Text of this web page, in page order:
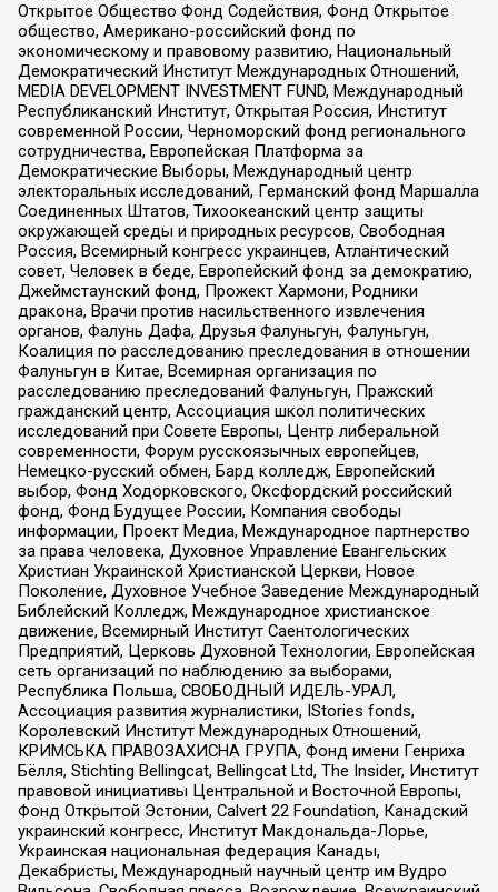
Открытое Общество Фонд Содействия, Фонд Открытое
общество, Американо-российский фонд по
экономическому и правовому развитию, Национальный
Демократический Институт Международных Отношений,
MEDIA DEVELOPMENT INVESTMENT FUND, Международный
Республиканский Институт, Открытая Россия, Институт
современной России, Черноморский фонд регионального
сотрудничества, Европейская Платформа за
Демократические Выборы, Международный центр
электоральных исследований, Германский фонд Маршалла
Соединенных Штатов, Тихоокеанский центр защиты
окружающей среды и природных ресурсов, Свободная
Россия, Всемирный конгресс украинцев, Атлантический
совет, Человек в беде, Европейский фонд за демократию,
Джеймстаунский фонд, Прожект Хармони, Родники
дракона, Врачи против насильственного извлечения
органов, Фалунь Дафа, Друзья Фалуньгун, Фалуньгун,
Коалиция по расследованию преследования в отношении
Фалуньгун в Китае, Всемирная организация по
расследованию преследований Фалуньгун, Пражский
гражданский центр, Ассоциация школ политических
исследований при Совете Европы, Центр либеральной
современности, Форум русскоязычных европейцев,
Немецко-русский обмен, Бард колледж, Европейский
выбор, Фонд Ходорковского, Оксфордский российский
фонд, Фонд Будущее России, Компания свободы
информации, Проект Медиа, Международное партнерство
за права человека, Духовное Управление Евангельских
Христиан Украинской Христианской Церкви, Новое
Поколение, Духовное Учебное Заведение Международный
Библейский Колледж, Международное христианское
движение, Всемирный Институт Саентологических
Предприятий, Церковь Духовной Технологии, Европейская
сеть организаций по наблюдению за выборами,
Республика Польша, СВОБОДНЫЙ ИДЕЛЬ-УРАЛ,
Ассоциация развития журналистики, IStories fonds,
Королевский Институт Международных Отношений,
КРИМСЬКА ПРАВОЗАХИСНА ГРУПА, Фонд имени Генриха
Бёлля, Stichting Bellingcat, Bellingcat Ltd, The Insider, Институт
правовой инициативы Центральной и Восточной Европы,
Фонд Открытой Эстонии, Calvert 22 Foundation, Канадский
украинский конгресс, Институт Макдональда-Лорье,
Украинская национальная федерация Канады,
Декабристы, Международный научный центр им Вудро